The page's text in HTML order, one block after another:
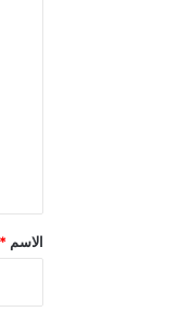
*
الاسم *